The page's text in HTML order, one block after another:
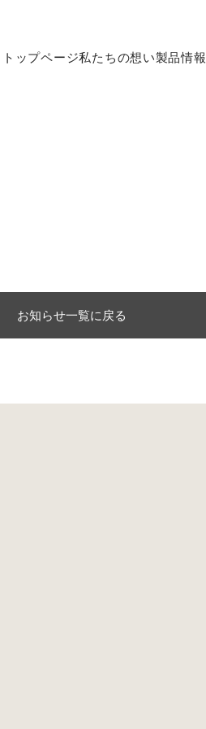
トップページ私たちの想い製品情報
お知らせ一覧に戻る